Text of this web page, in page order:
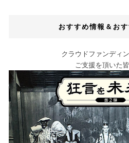
おすすめ情報＆お
クラウドファンディ
ご支援を頂いた